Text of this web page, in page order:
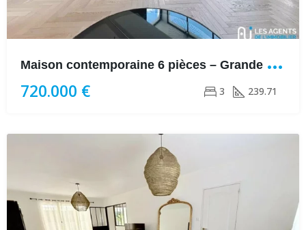
M
aison contemporaine 6 pièces – Grande pièce de vie 86 m² – Terr
720.000 € 3 239.71